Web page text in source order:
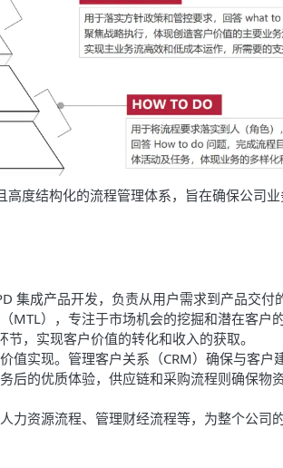
度结构化的流程管理体系，旨在确保公司
集成产品开发，负责从用户需求到产品交付
MTL），专注于市场机会的挖掘和潜在客户
，实现客户价值的转化和收入的获取。
值实现。管理客户关系（CRM）确保与客户
后的优质体验，供应链和采购流程则确保物
力资源流程、管理财经流程等，为整个公司